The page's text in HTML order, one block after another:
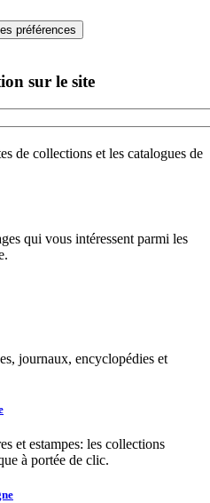
préférences
sur le site
de collections et les catalogues de
qui vous intéressent parmi les
journaux, encyclopédies et
et estampes: les collections
à portée de clic.